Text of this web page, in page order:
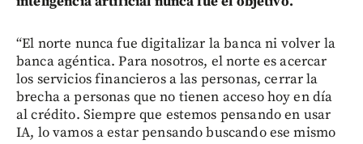
“El norte nunca fue digitalizar la banca ni volver la
banca agéntica. Para nosotros, el norte es acercar
los servicios financieros a las personas, cerrar la
brecha a personas que no tienen acceso hoy en día
al crédito. Siempre que estemos pensando en usar
IA, lo vamos a estar pensando buscando ese mismo